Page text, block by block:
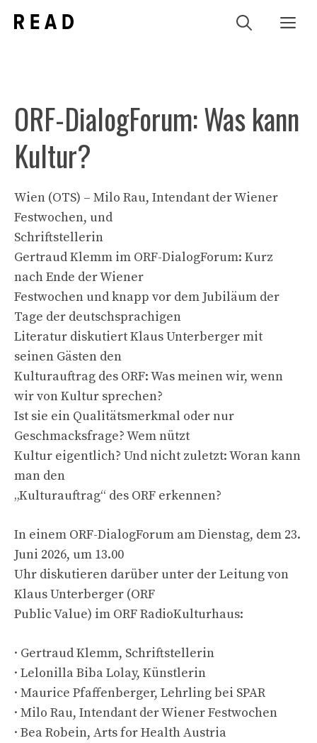
Inhalt
ORF-DialogForum: Was kann
Kultur?
Wien (OTS) – Milo Rau, Intendant der Wiener
Festwochen, und
Schriftstellerin
Gertraud Klemm im ORF-DialogForum: Kurz
nach Ende der Wiener
Festwochen und knapp vor dem Jubiläum der
Tage der deutschsprachigen
Literatur diskutiert Klaus Unterberger mit
seinen Gästen den
Kulturauftrag des ORF: Was meinen wir, wenn
wir von Kultur sprechen?
Ist sie ein Qualitätsmerkmal oder nur
Geschmacksfrage? Wem nützt
Kultur eigentlich? Und nicht zuletzt: Woran kann
man den
„Kulturauftrag“ des ORF erkennen?
In einem ORF-DialogForum am Dienstag, dem 23.
Juni 2026, um 13.00
Uhr diskutieren darüber unter der Leitung von
Klaus Unterberger (ORF
Public Value) im ORF RadioKulturhaus:
· Gertraud Klemm, Schriftstellerin
· Lelonilla Biba Lolay, Künstlerin
· Maurice Pfaffenberger, Lehrling bei SPAR
· Milo Rau, Intendant der Wiener Festwochen
· Bea Robein, Arts for Health Austria